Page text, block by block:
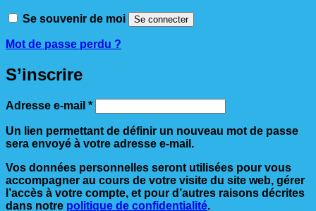
Se souvenir de moi Se connecter
Mot de passe perdu ?
S’inscrire
Adresse e-mail *Obligatoire
Un lien permettant de définir un nouveau mot de passe
sera envoyé à votre adresse e-mail.
Vos données personnelles seront utilisées pour vous
accompagner au cours de votre visite du site web, gérer
l’accès à votre compte, et pour d’autres raisons décrites
dans notre politique de confidentialité.